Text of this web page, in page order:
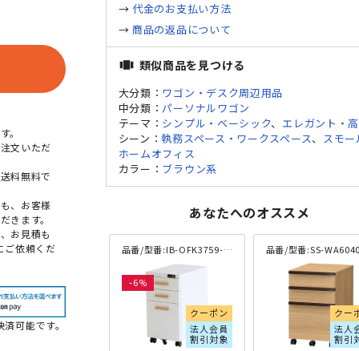
。
文いただ
料無料で
、お客様
きます。
お見積も
ご依頼くだ
可能です。
→代金のお支払い方法
→ 商品の返品について
view_carousel 類似商品を見つける
大分類： ワゴン・デスク周辺用品
中分類： パーソナルワゴン
テーマ： シンプル・ベーシック、 エレガント・
シーン：執務スペース・ワークスペース、
スモ
ホームオフィス
カラー： ブラウン系
あなたへのオススメ
品番/型番:IB-OFK3759-WH
6
クーポン
法人会員
割引対象
品番/型番:SS-
クー
法人
割引